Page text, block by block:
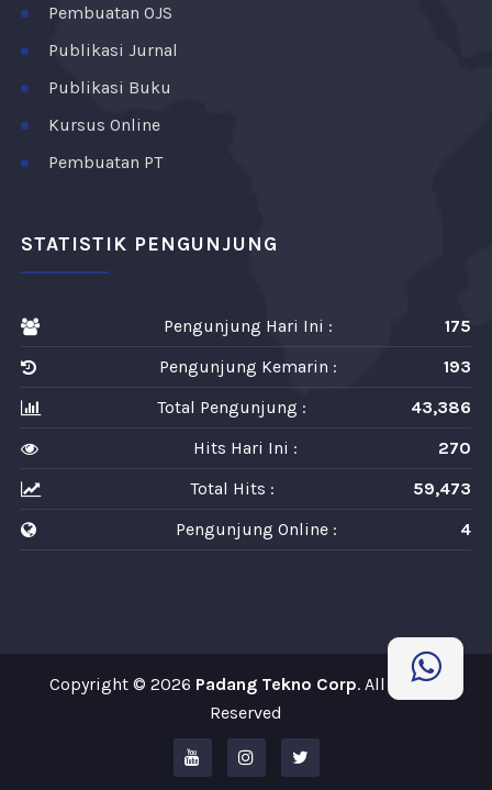
Pembuatan OJS
Publikasi Jurnal
Publikasi Buku
Kursus Online
Pembuatan PT
STATISTIK PENGUNJUNG
Pengunjung Hari Ini :
175
Pengunjung Kemarin :
193
Total Pengunjung :
43,386
Hits Hari Ini :
270
Total Hits :
59,473
Pengunjung Online :
4
Copyright © 2026 Padang Tekno Corp. All Rights
Reserved